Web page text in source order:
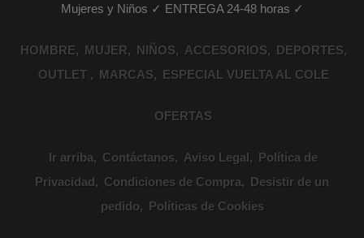
Mujeres y Niños ✓ ENTREGA 24-48 horas ✓
HOMBRE MUJER NIÑOS ACCESORIOS
DEPORTES
OUTLET
MARCAS ESPECIAL VUELTA AL COLE
OFERTAS
Ir arriba Contáctanos Aviso Legal
Política de
Privacidad
Condiciones de Compra
Desistir de un
pedido
Políticas de Cookies